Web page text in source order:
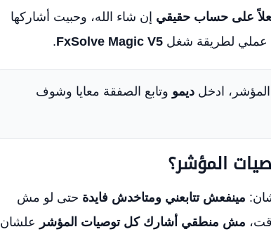
فعلاً على حساب حقيقي إن شاء الله، وحبيت أشاركها
عملي لطريقة شغل FxSolve Magic V5
.
ادخلديمو وتابع الصفقة معايا وشوف
المؤشر؟
مينفعش تتابعني ومتاخدش فايدة حتى لو مش
مش منطقي أشارك كل توصيات المؤشر علشان